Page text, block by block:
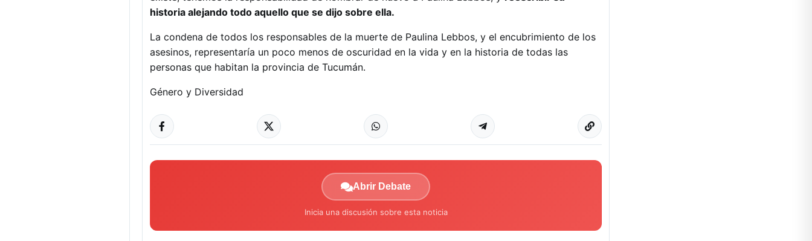
historia alejando todo aquello que se dijo sobre ella.
La condena de todos los responsables de la muerte de Paulina Lebbos, y el encubrimiento de los
asesinos, representaría un poco menos de oscuridad en la vida y en la historia de todas las
personas que habitan la provincia de Tucumán.
Género y Diversidad
Abrir Debate
Inicia una discusión sobre esta noticia